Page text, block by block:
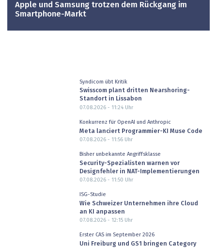
Apple und Samsung trotzen dem Rückgang im
Smartphone-Markt
Syndicom übt Kritik
Swisscom plant dritten Nearshoring-
Standort in Lissabon
07.08.2026 - 11:24Uhr
Konkurrenz für OpenAI und Anthropic
Meta lanciert Programmier-KI Muse Code
07.08.2026 - 11:56Uhr
Bisher unbekannte Angriffsklasse
Security-Spezialisten warnen vor
Designfehler in NAT-Implementierungen
07.08.2026 - 11:50 Uhr
ISG-Studie
Wie Schweizer Unternehmen ihre Cloud
an KI anpassen
07.08.2026 - 12:15Uhr
Erster CAS im September 2026
Uni Freiburg und GS1 bringen Category